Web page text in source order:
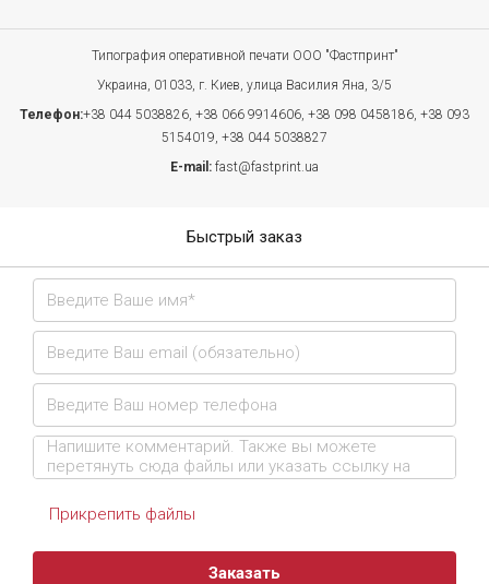
Типография оперативной печати ООО "Фастпринт"
Украина, 01033, г. Киев, улица Василия Яна, 3/5
Телефон:+38 044 5038826, +38 066 9914606, +38 098 0458186, +38 093
5154019, +38 044 5038827
E-mail: fast@fastprint.ua
Быстрый заказ
Прикрепить файлы
Заказать